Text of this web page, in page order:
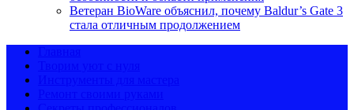
Ветеран BioWare объяснил, почему Baldur’s Gate 3
стала отличным продолжением